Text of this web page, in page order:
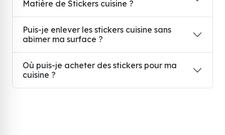
Matière de Stickers cuisine ?
Puis-je enlever les stickers cuisine sans
abîmer ma surface ?
Où puis-je acheter des stickers pour ma
cuisine ?